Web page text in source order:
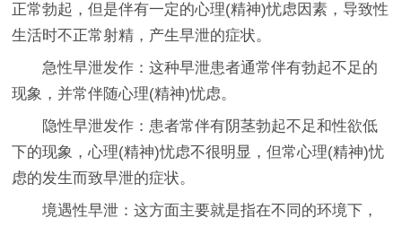
正常勃起，但是伴有一定的心理(精神)忧虑因素，导致性
生活时不正常射精，产生早泄的症状。
急性早泄发作：这种早泄患者通常伴有勃起不足的
现象，并常伴随心理(精神)忧虑。
隐性早泄发作：患者常伴有阴茎勃起不足和性欲低
下的现象，心理(精神)忧虑不很明显，但常心理(精神)忧
虑的发生而致早泄的症状。
境遇性早泄：这方面主要就是指在不同的环境下，